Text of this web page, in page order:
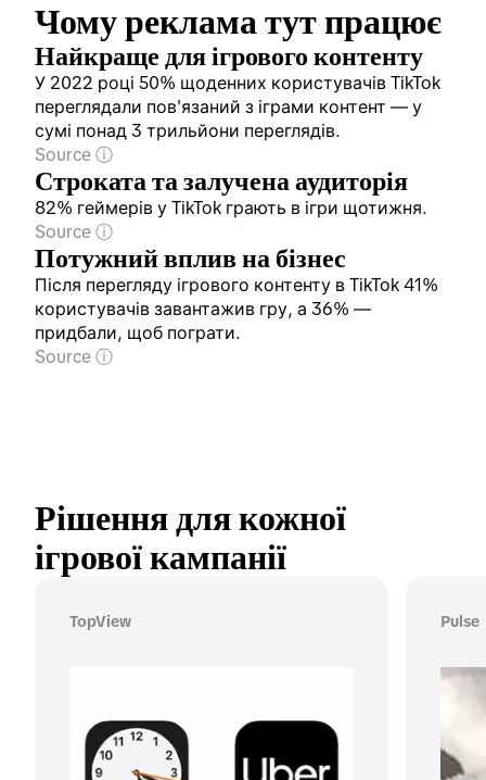
Чому реклама тут працює
Найкраще для ігрового контенту
У 2022 році 50% щоденних користувачів TikTok
переглядали пов'язаний з іграми контент ― у
сумі понад 3 трильйони переглядів.
Source
Строката та залучена аудиторія
82% геймерів у TikTok грають в ігри щотижня.
Source
Потужний вплив на бізнес
Після перегляду ігрового контенту в TikTok 41%
користувачів завантажив гру, а 36% ―
придбали, щоб пограти.
Source
Рішення для кожної
ігрової кампанії
TopView Pulse